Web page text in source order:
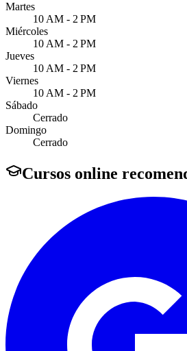
Martes
10 AM - 2 PM
Miércoles
10 AM - 2 PM
Jueves
10 AM - 2 PM
Viernes
10 AM - 2 PM
Sábado
Cerrado
Domingo
Cerrado
Cursos online